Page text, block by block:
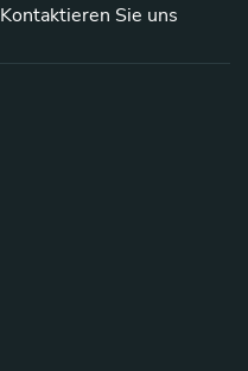
Kontaktieren Sie uns